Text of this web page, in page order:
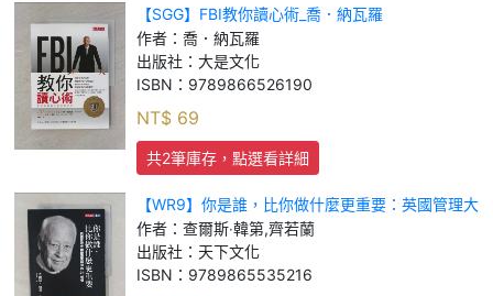
【SGG】FBI教你讀心術_喬．納瓦羅
作者： 喬．納瓦羅
出版社： 大是文化
ISBN： 9789866526190
NT$ 69
共2筆庫存，點選看詳細
【WR9】你是誰，比你做什麼更重要：英國管理大
作者： 查爾斯‧韓第,齊若蘭
出版社： 天下文化
ISBN： 9789865535216